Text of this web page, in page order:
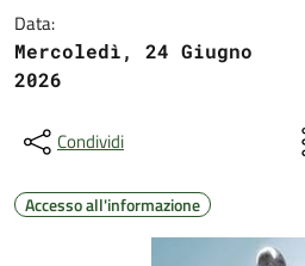
Data:
Mercoledì, 24 Giugno
2026
Condividi
Accesso all'informazione